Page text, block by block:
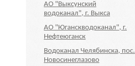
АО "Выксунский
водоканал", г. Выкса
АО "Юганскводоканал", г.
Нефтеюганск
Водоканал Челябинска, пос.
Новосинеглазово